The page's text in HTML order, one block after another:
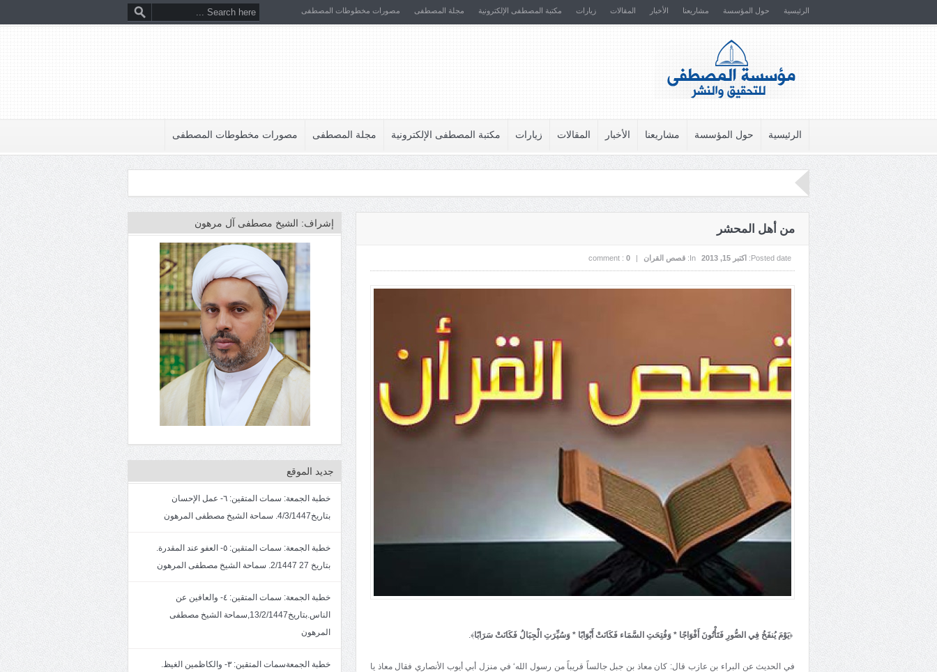
الرئيسية حول المؤسسة مشاريعنا الأخبار المقالات زيارات مكتبة المصطفى الإلكترونية مجلة المصطفى مصورات مخطوطات المصطفى
الرئيسية حول المؤسسة مشاريعنا الأخبار المقالات زيارات مكتبة المصطفى الإلكترونية مجلة المصطفى مصورات مخطوطات المصطفى
من أهل المحشر
Posted date: اکتبر 15, 2013 In: قصص القران |
comment : 0
﴿يَوْمَ يُنفَخُ فِي الصُّورِ فَتَأْتُونَ أَفْوَاجًا * وَفُتِحَتِ السَّمَاء فَكَانَتْ أَبْوَابًا * وَسُيِّرَتِ الْجِبَالُ فَكَانَتْ سَرَابًا﴾.
في الحديث عن البراء بن عازب قال: كان معاذ بن جبل جالساً قريباً من رسول الله‘ في منزل أبي أيوب الأنصاري فقال معاذ يا
إشراف: الشيخ مصطفى آل مرهون
جديد الموقع
خطبة الجمعة: سمات المتقين: ٦- عمل الإحسان
بتاريخ4/3/1447. سماحة الشيخ مصطفى المرهون
خطبة الجمعة: سمات المتقين: ٥- العفو عند المقدرة.
بتاريخ 27 2/1447. سماحة الشيخ مصطفى المرهون
خطبة الجمعة: سمات المتقين: ٤- والعافين عن
الناس.بتاريخ13/2/1447,سماحة الشيخ مصطفى
المرهون
خطبة الجمعةسمات المتقين: ٣- والكاظمين الغيظ.